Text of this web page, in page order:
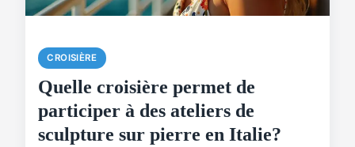
CROISIÈRE
Quelle croisière permet de
participer à des ateliers de
sculpture sur pierre en Italie?